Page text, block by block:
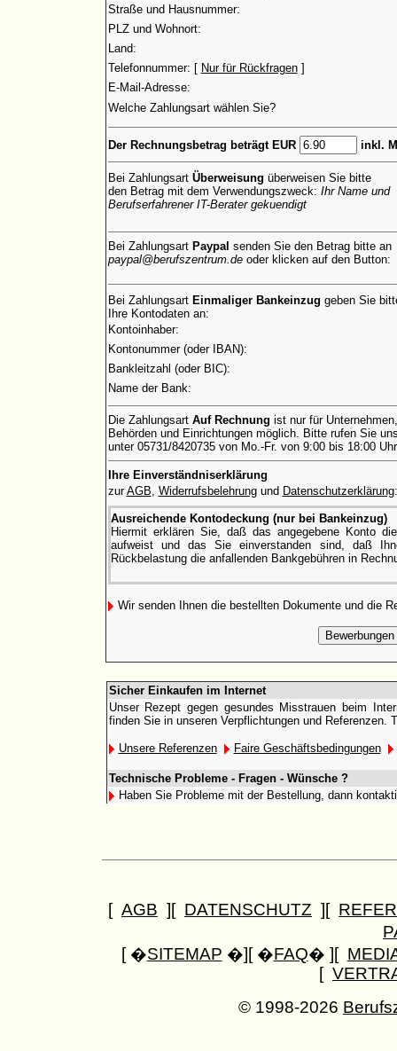
Straße und Hausnummer:
PLZ und Wohnort:
Land:
Telefonnummer: [ Nur für Rückfragen]
E-Mail-Adresse:
Welche Zahlungsart wählen Sie?
Der Rechnungsbetrag beträgt EUR inkl.
Bei Zahlungsart Überweisung überweisen Sie bitte
den Betrag mit dem Verwendungszweck: Ihr Name und
Berufserfahrener IT-Berater gekuendigt
Bei Zahlungsart Paypal senden Sie den Betrag bitte an
paypal@berufszentrum.deoder klicken auf den Button:
Bei Zahlungsart Einmaliger Bankeinzug geben Sie
Ihre Kontodaten an:
Kontoinhaber:
Kontonummer (oder IBAN):
Bankleitzahl (oder BIC):
Name der Bank:
Die Zahlungsart Auf Rechnung ist nur für Unternehmen,
Behörden und Einrichtungen möglich. Bitte rufen Sie
unter 05731/8420735 von Mo.-Fr. von 9:00 bis 18:00
Ihre Einverständniserklärung
zurAGB, Widerrufsbelehrungund Datenschutzerklärung:
Ausreichende Kontodeckung (nur bei Bankeinzug)
Hiermit erklären Sie, daß das angegebene Konto
aufweist und das Sie einverstanden sind, daß
Rückbelastung die anfallenden Bankgebühren in
Wir senden Ihnen die bestellten Dokumente und die
Sicher Einkaufen im Internet
Unser Rezept gegen gesundes Misstrauen beim
finden Sie in unseren Verpflichtungen und Referenzen.
Unsere Referenzen Faire Geschäftsbedingungen
Technische Probleme - Fragen - Wünsche ?
Haben Sie Probleme mit der Bestellung, dann
[ AGB ][ DATENSCHUTZ ][
[ �SITEMAP �][ �FAQ� ][
[
© 1998-2026